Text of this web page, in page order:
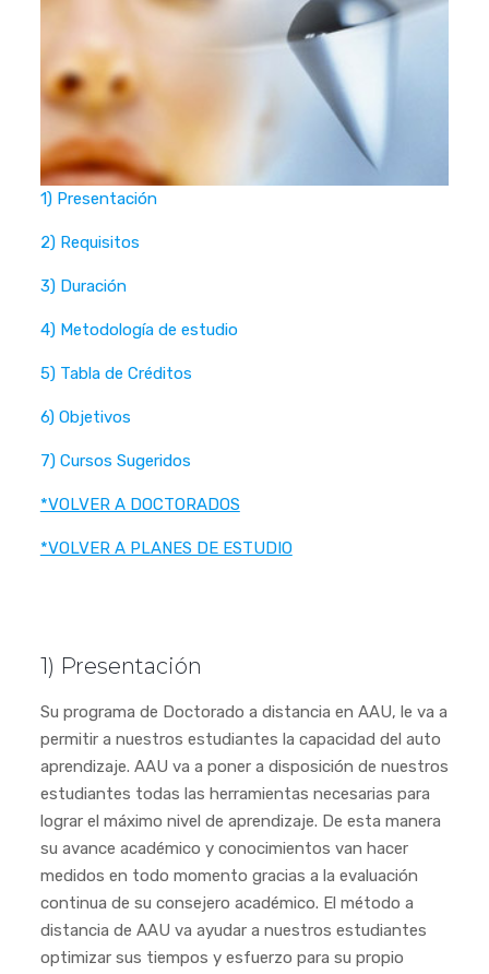
1) Presentación
2) Requisitos
3) Duración
4) Metodología de estudio
5) Tabla de Créditos
6) Objetivos
7) Cursos Sugeridos
*VOLVER A DOCTORADOS
*VOLVER A PLANES DE ESTUDIO
1) Presentación
Su programa de Doctorado a distancia en AAU, le va a
permitir a nuestros estudiantes la capacidad del auto
aprendizaje. AAU va a poner a disposición de nuestros
estudiantes todas las herramientas necesarias para
lograr el máximo nivel de aprendizaje. De esta manera
su avance académico y conocimientos van hacer
medidos en todo momento gracias a la evaluación
continua de su consejero académico. El método a
distancia de AAU va ayudar a nuestros estudiantes
optimizar sus tiempos y esfuerzo para su propio